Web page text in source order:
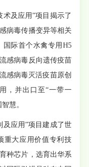
及应用”项目揭示了
病毒传播变异等相关
国际首个水禽专用H5
感病毒反向遗传疫苗
感病毒灭活疫苗原创
，并出口至“一带一
慧。
及应用”项目建成了世
重大应用价值专利技
种芯片，选育出华系